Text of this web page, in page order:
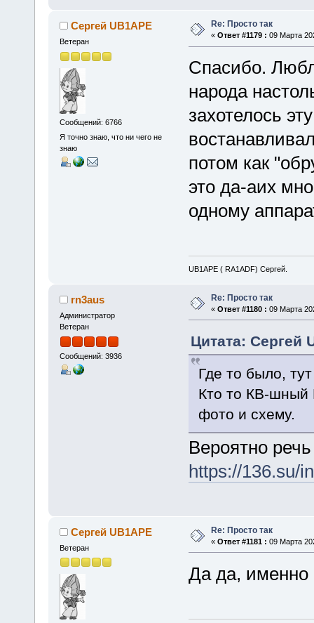
Сергей UB1APE
Ветеран
Сообщений: 6766
Я точно знаю, что ни чего не
знаю
Re: Просто так
« Ответ #1179 : 09 Марта
Спасибо.
народа
захотелось
потом как
это да-аих
одному
UB1APE ( RA1ADF) Сергей.
rn3aus
Администратор
Ветеран
Сообщений: 3936
Re: Просто так
« Ответ #1180 : 09 Марта
Цитата: Сергей
Где то было,
Кто то КВ-шный
фото и схему.
Вероятно
https://136.su/
Сергей UB1APE
Ветеран
Re: Просто так
« Ответ #1181 : 09 Марта
Да да, именно